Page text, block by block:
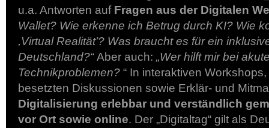
u.a. Antworten auf Fragen aus der Digitalen
Wallet? Wie erkenne ich Betrug durch KI? Wie
,Virtual Realität’? Was braucht es für ein
Deutschland?“Aber auch: „Wer hilft mir bei
Technikproblemen? “ In interaktiven
besetzten Diskussionen sowie Erklär- und
Digitalisierung erlebbar und verständlich
vor Ort sowie online. Der „Digitaltag“ gilt als